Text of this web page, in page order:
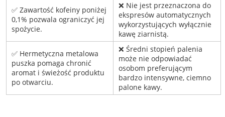
✅ Zawartość kofeiny poniżej
0,1% pozwala ograniczyć jej
spożycie.
❌ Nie jest przeznaczona do
ekspresów automatycznych
wykorzystujących wyłącznie
kawę ziarnistą.
✅ Hermetyczna metalowa
puszka pomaga chronić
aromat i świeżość produktu
po otwarciu.
❌ Średni stopień palenia
może nie odpowiadać
osobom preferującym
bardzo intensywne, ciemno
palone kawy.